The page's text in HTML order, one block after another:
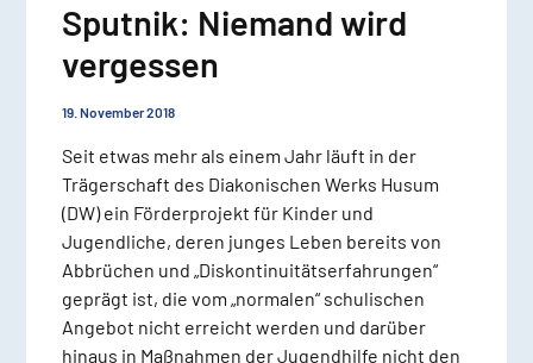
Sputnik: Niemand wird
vergessen
19. November 2018
Seit etwas mehr als einem Jahr läuft in der
Trägerschaft des Diakonischen Werks Husum
(DW) ein Förderprojekt für Kinder und
Jugendliche, deren junges Leben bereits von
Abbrüchen und „Diskontinuitätserfahrungen“
geprägt ist, die vom „normalen“ schulischen
Angebot nicht erreicht werden und darüber
hinaus in Maßnahmen der Jugendhilfe nicht den